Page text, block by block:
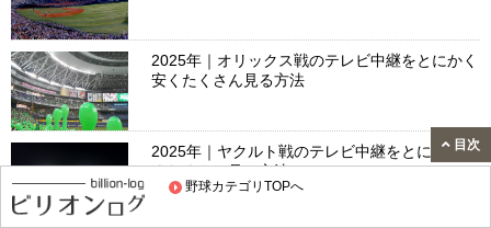
野球カテゴリTOPへ
2025年｜オリックス戦のテレビ中継をとにかく
安くたくさん見る方法
2025年｜ヤクルト戦のテレビ中継をとにかく安
くたくさん見る方法
目次